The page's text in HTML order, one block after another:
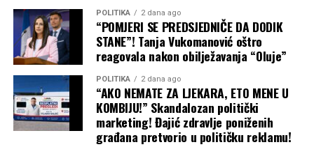
POLITIKA 2 dana ago
“POMJERI SE PREDSJEDNIČE DA DODIK
STANE”! Tanja Vukomanović oštro
reagovala nakon obilježavanja “Oluje”
POLITIKA 2 dana ago
“AKO NEMATE ZA LJEKARA, ETO MENE U
KOMBIJU!” Skandalozan politički
marketing! Đajić zdravlje poniženih
građana pretvorio u političku reklamu!